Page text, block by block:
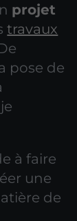
projet
travaux
pose de
à faire
une
de